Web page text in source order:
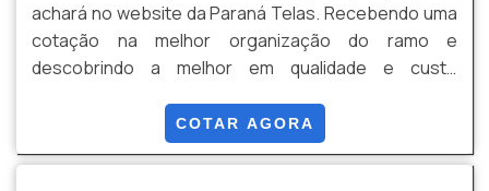
achará no website da Paraná Telas. Recebendo uma
cotação na melhor organização do ramo e
descobrindo a melhor em qualidade e custo
acessível, com os colaboradores da Paraná Telas o
cliente obterá excelente custo-benefício com
COTAR AGORA